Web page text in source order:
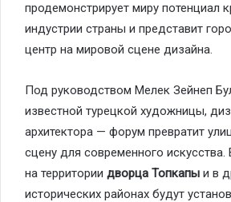
продемонстрирует миру потенциал
индустрии страны и представит
центр на мировой сцене дизайна.
Под руководством Мелек Зейнеп
известной турецкой художницы,
архитектора — форум превратит
сцену для современного искусства.
на территории дворца Топкапы и в
исторических районах будут